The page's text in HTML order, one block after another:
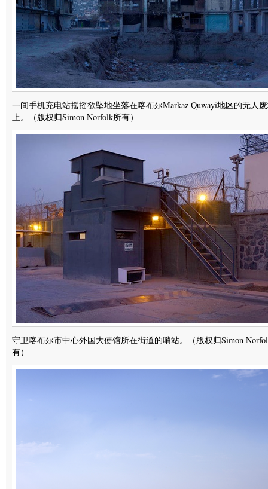
一间手机充电站摇摇欲坠地坐落在喀布尔Markaz Quwayi地区的无人
上。（版权归Simon Norfolk所有）
守卫喀布尔市中心外国大使馆所在街道的哨站。（版权归Simon
有）